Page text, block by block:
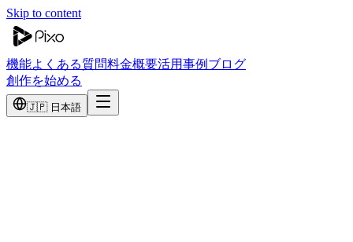
Skip to content
機能よくある質問料金概要活用事例 ブログ
創作を始める
🇯🇵 日本語